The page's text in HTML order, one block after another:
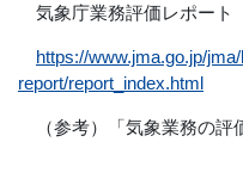
気象庁業務評価レポート
https://www.jma.go.jp/
report/report_index.html
（参考）「気象業務の評